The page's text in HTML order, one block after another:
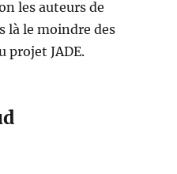
les auteurs de
là le moindre des
projet JADE.